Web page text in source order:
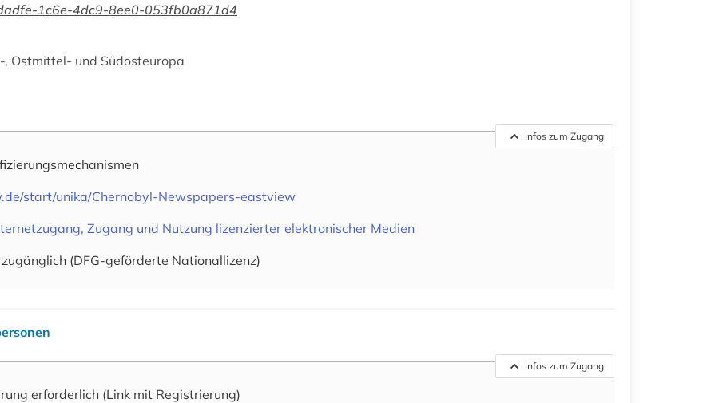
1c6e-4dc9-8ee0-053fb0a871d4
Ostmittel- und Südosteuropa
Infos zum Zugang
start/unika/Chernobyl-Newspapers-eastview
Zugang und Nutzung lizenzierter elektronischer Medien
(DFG-geförderte Nationallizenz)
Infos zum Zugang
erforderlich (Link mit Registrierung)